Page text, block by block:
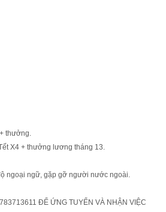
thưởng.
X4 + thưởng lương tháng 13.
ngoại ngữ, gặp gỡ người nước ngoài.
ĐỂ ỨNG TUYỂN VÀ NHẬN VIỆC